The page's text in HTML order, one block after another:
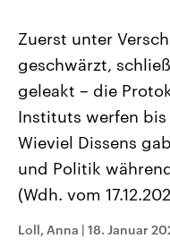
Landtagswahl Sachsen-
2026
Alle Informationen
Sachsen-Anhalt wählt
September 2026 einen
Bundesland von einer
Umfragen, Prognosen,
Wahlprogramme,
Zuerst unter
geschwärzt,
geleakt – die
Instituts werfen bis
Wieviel Dissens
und Politik
(Wdh. vom
Loll, Anna | 18. Januar